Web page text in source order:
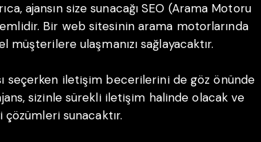
ajansın size sunacağı SEO (Arama Motoru
Bir web sitesinin arama motorlarında
müşterilere ulaşmanızı sağlayacaktır.
seçerken iletişim becerilerini de göz önünde
sizinle sürekli iletişim halinde olacak ve
çözümleri sunacaktır.